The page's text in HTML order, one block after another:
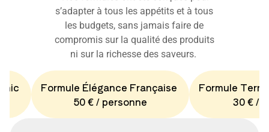
s’adapter à tous les appétits et à tous
les budgets, sans jamais faire de
compromis sur la qualité des produits
ni sur la richesse des saveurs.
Formule Élégance Française
50 € / personne
Formule
30 € /